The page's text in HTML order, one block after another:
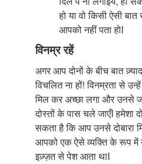
हो या वो किसी ऐसी
आपको नहीं पता होI
विनम्र रहें
अगर आप दोनों के बीच बात
विचलित ना हों! विनम्रता से
मिल कर अच्छा लगा और उनसे
दोस्तों के पास चले जाएँI हमेशा
सकता है कि आप उनसे दोबारा
आपको एक ऐसे व्यक्ति के रूप में
इज़्ज़त से पेश आता थाI